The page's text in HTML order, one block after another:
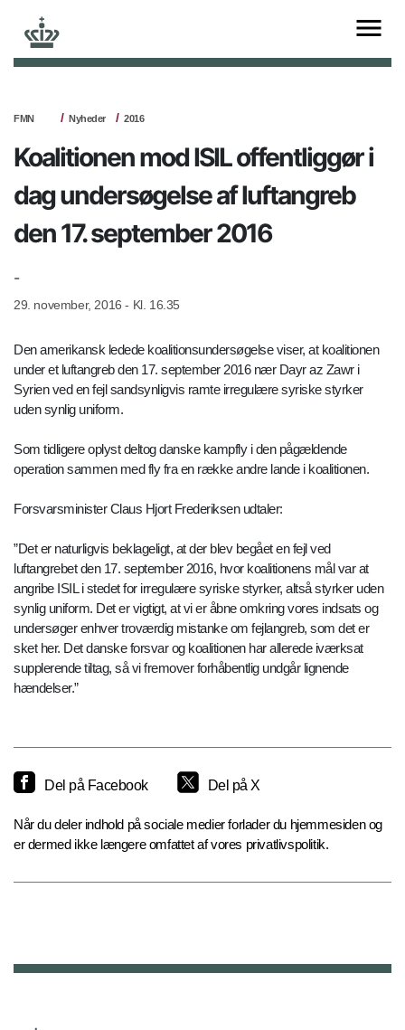
FMN Nyheder 2016
Koalitionen mod ISIL offentliggør i
dag undersøgelse af luftangreb
den 17. september 2016
-
29. november, 2016 - Kl. 16.35
Den amerikansk ledede koalitionsundersøgelse viser, at koalitionen
under et luftangreb den 17. september 2016 nær Dayr az Zawr i
Syrien ved en fejl sandsynligvis ramte irregulære syriske styrker
uden synlig uniform.
Som tidligere oplyst deltog danske kampfly i den pågældende
operation sammen med fly fra en række andre lande i koalitionen.
Forsvarsminister Claus Hjort Frederiksen udtaler:
”Det er naturligvis beklageligt, at der blev begået en fejl ved
luftangrebet den 17. september 2016, hvor koalitionens mål var at
angribe ISIL i stedet for irregulære syriske styrker, altså styrker uden
synlig uniform. Det er vigtigt, at vi er åbne omkring vores indsats og
undersøger enhver troværdig mistanke om fejlangreb, som det er
sket her. Det danske forsvar og koalitionen har allerede iværksat
supplerende tiltag, så vi fremover forhåbentlig undgår lignende
hændelser.”
Del på Facebook Del på X
Når du deler indhold på sociale medier forlader du hjemmesiden og
er dermed ikke længere omfattet af vores privatlivspolitik.